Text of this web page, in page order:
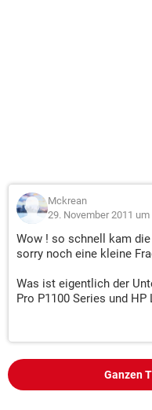
Mckrean
29. November 2011 um
Wow ! so schnell kam
sorry noch eine kleine
Was ist eigentlich der
Pro P1100 Series und
Ganzen